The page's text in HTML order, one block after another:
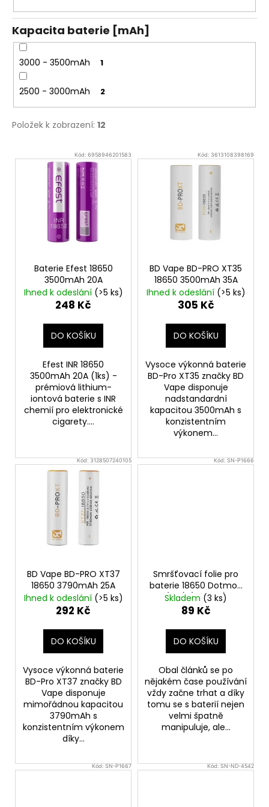
Kapacita baterie [mAh]
3000 - 3500mAh 1
2500 - 3000mAh 2
Položek k zobrazení: 12
V Kód: 6958946201583
Baterie Efest 18650
3500mAh 20A
Ihned k odeslání (>5 ks)
248 Kč
DO KOŠÍKU
Efest INR 18650
3500mAh 20A (1ks) -
prémiová lithium-
iontová baterie s INR
chemií pro elektronické
cigarety....
Kód: 3613108398169
BD Vape BD-PRO XT35
18650 3500mAh 35A
Ihned k odeslání (>5 ks)
305 Kč
DO KOŠÍKU
Vysoce výkonná baterie
BD-Pro XT35 značky BD
Vape disponuje
nadstandardní
kapacitou 3500mAh s
konzistentním
výkonem...
Kód:3128507240105
BD Vape BD-PRO XT37
18650 3790mAh 25A
Ihned k odeslání (>5 ks)
292 Kč
DO KOŠÍKU
Vysoce výkonná baterie
BD-Pro XT37 značky BD
Vape disponuje
mimořádnou kapacitou
3790mAh s
konzistentním výkonem
díky...
Kód:SN-P1666
Smršťovací folie pro
baterie 18650 Dotmod
(5ks) (Graffiti)
Skladem (3 ks)
89 Kč
DO KOŠÍKU
Obal článků se po
nějakém čase používání
vždy začne trhat a díky
tomu se s baterií nejen
velmi špatně
manipuluje, ale...
Kód: SN-P1667 Kód: SN-ND-4542
Původně:
245
Kč